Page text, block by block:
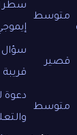
متوسط
سطر
قصير
سؤال
قريبة
متوسط
دعوة